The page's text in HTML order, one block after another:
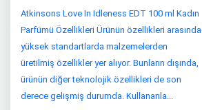
Atkinsons Love In Idleness EDT 100 ml Kadın
Parfümü Özellikleri Ürünün özellikleri arasında
yüksek standartlarda malzemelerden
üretilmiş özellikler yer alıyor. Bunların dışında,
ürünün diğer teknolojik özellikleri de son
derece gelişmiş durumda. Kullananla...